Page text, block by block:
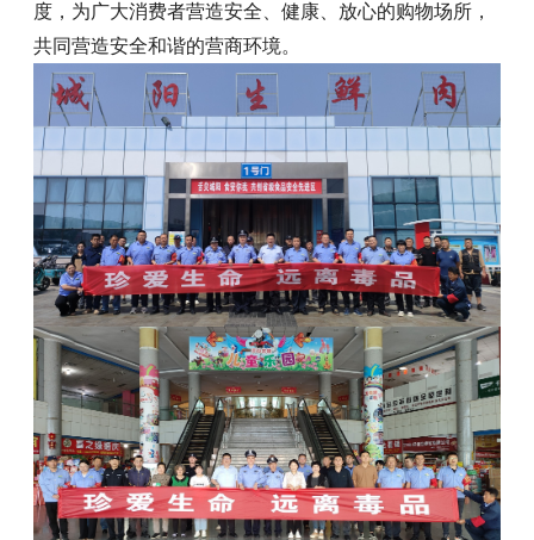
度，为广大消费者营造安全、健康、放心的购物场所，
共同营造安全和谐的营商环境。